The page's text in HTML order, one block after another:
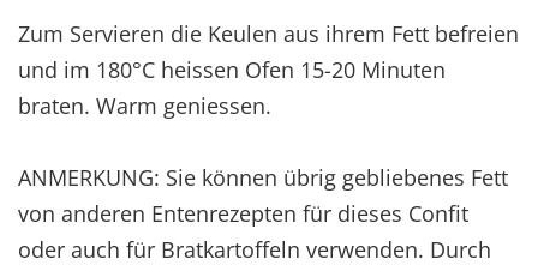
Zum Servieren die Keulen aus ihrem Fett befreien
und im 180°C heissen Ofen 15-20 Minuten
braten. Warm geniessen.
ANMERKUNG: Sie können übrig gebliebenes Fett
von anderen Entenrezepten für dieses Confit
oder auch für Bratkartoffeln verwenden. Durch